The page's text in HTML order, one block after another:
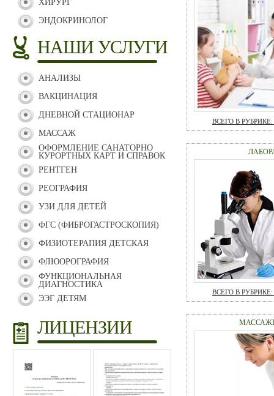
ХИРУРГ
ЭНДОКРИНОЛОГ
НАШИ УСЛУГИ
АНАЛИЗЫ
ВАКЦИНАЦИЯ
ДНЕВНОЙ СТАЦИОНАР
МАССАЖ
ОФОРМЛЕНИЕ САНАТОРНО
КУРОРТНЫХ КАРТ И СПРАВОК
РЕНТГЕН
РЕОГРАФИЯ
УЗИ ДЛЯ ДЕТЕЙ
ФГС (ФИБРОГАСТРОСКОПИЯ)
ФИЗИОТЕРАПИЯ ДЕТСКАЯ
ФЛЮОРОГРАФИЯ
ФУНКЦИОНАЛЬНАЯ
ДИАГНОСТИКА
ЭЭГ ДЕТЯМ
ЛИЦЕНЗИИ
ВСЕГО В РУБРИКЕ:
ВСЕГО В РУБРИКЕ: